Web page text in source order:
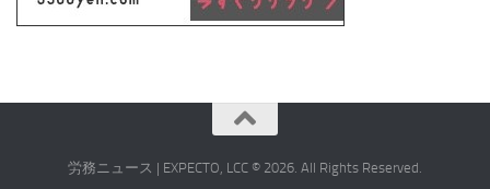
労務ニュース | EXPECTO, LCC © 2026. All Rights Reserved.